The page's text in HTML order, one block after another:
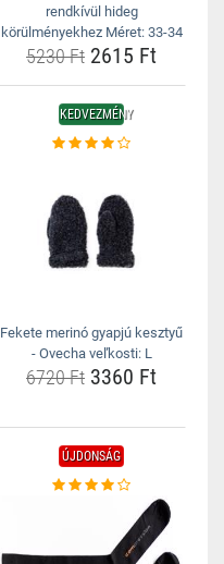
rendkívül hideg
körülményekhez Méret: 33-34
5230 Ft 2615 Ft
KEDVEZMÉNY
Fekete merinó gyapjú kesztyű
- Ovecha veľkosti: L
6720 Ft 3360 Ft
ÚJDONSÁG